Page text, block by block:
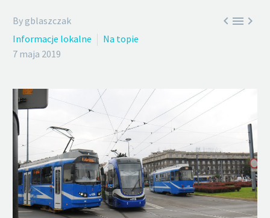

By gblaszczak
Informacje lokalne
Na topie
7 maja 2019